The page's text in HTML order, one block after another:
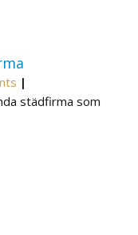
|
städfirma som